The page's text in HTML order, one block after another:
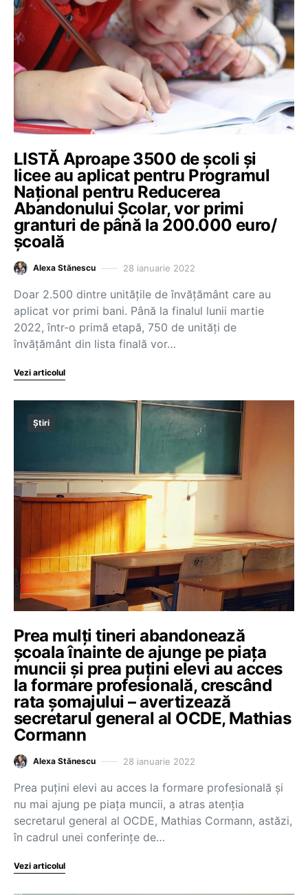
LISTĂ Aproape 3500 de școli și
licee au aplicat pentru Programul
Național pentru Reducerea
Abandonului Școlar, vor primi
granturi de până la 200.000 euro/
școală
Alexa Stănescu 28 ianuarie 2022
Doar 2.500 dintre unitățile de învățământ care au
aplicat vor primi bani. Până la finalul lunii martie
2022, într-o primă etapă, 750 de unități de
învățământ din lista finală vor…
Vezi articolul
Știri
Prea mulți tineri abandonează
școala înainte de ajunge pe piața
muncii și prea puțini elevi au acces
la formare profesională, crescând
rata șomajului – avertizează
secretarul general al OCDE, Mathias
Cormann
Alexa Stănescu 28 ianuarie 2022
Prea puțini elevi au acces la formare profesională și
nu mai ajung pe piața muncii, a atras atenția
secretarul general al OCDE, Mathias Cormann, astăzi,
în cadrul unei conferințe de…
Vezi articolul